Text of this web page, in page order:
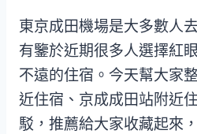
東京成田機場是大多數人
有鑒於近期很多人選擇紅
不遠的住宿。今天幫大家
近住宿、京成成田站附近
駁，推薦給大家收藏起來